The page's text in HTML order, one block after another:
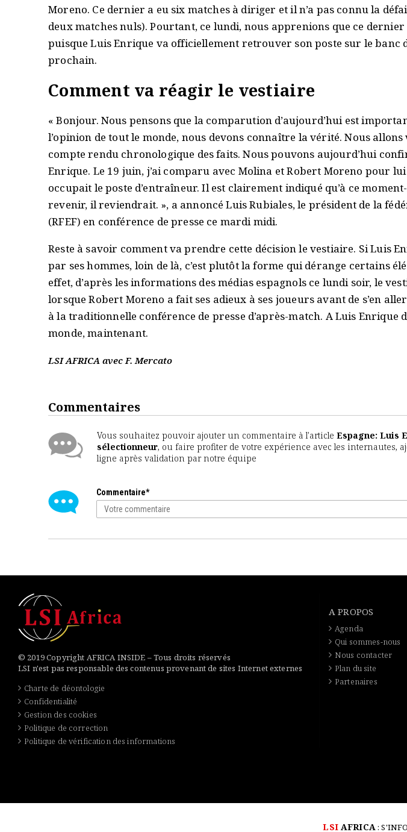
Moreno. Ce dernier a eu six matches à diriger et il n’a pas connu la
deux matches nuls). Pourtant, ce lundi, nous apprenions que ce
puisque Luis Enrique va officiellement retrouver son poste sur le banc
prochain.
Comment va réagir le vestiaire
« Bonjour. Nous pensons que la comparution d’aujourd’hui est
l’opinion de tout le monde, nous devons connaître la vérité. Nous
compte rendu chronologique des faits. Nous pouvons aujourd’hui
Enrique. Le 19 juin, j’ai comparu avec Molina et Robert Moreno pour
occupait le poste d’entraîneur. Il est clairement indiqué qu’à ce
revenir, il reviendrait. », a annoncé Luis Rubiales, le président de la
(RFEF) en conférence de presse ce mardi midi.
Reste à savoir comment va prendre cette décision le vestiaire. Si Luis
par ses hommes, loin de là, c’est plutôt la forme qui dérange certains
effet, d’après les informations des médias espagnols ce lundi soir, le
lorsque Robert Moreno a fait ses adieux à ses joueurs avant de s’en
à la traditionnelle conférence de presse d’après-match. A Luis Enrique
monde, maintenant.
LSI AFRICA avec F. Mercato
Commentaires
Vous souhaitez pouvoir ajouter un commentaire à l'article Espagne: Luis
sélectionneur, ou faire profiter de votre expérience avec les internautes,
ligne après validation par notre équipe
Commentaire*
© 2019 Copyright AFRICA INSIDE – Tous droits réservés
LSI n'est pas responsable des contenus provenant de sites Internet externes
Charte de déontologie
Confidentialité
Gestion des cookies
Politique de correction
Politique de vérification des informations
A PROPOS
Agenda
Qui sommes-nous
Nous contacter
Plan du site
Partenaires
LSIAFRICA: